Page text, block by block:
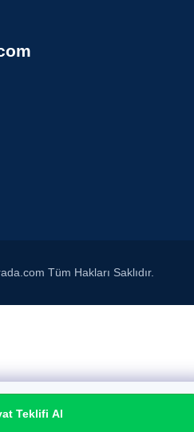
Teklifi Al
Tüm Hakları Saklıdır.